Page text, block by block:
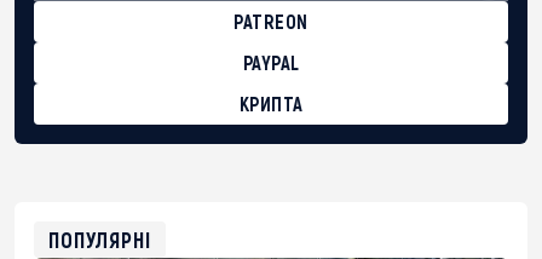
PATREON
PAYPAL
КРИПТА
0xfD02863D3289416fcF50975c9DFda13623f97758
ПОПУЛЯРНІ